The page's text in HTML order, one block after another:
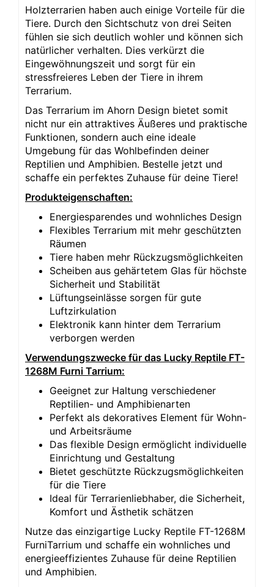
Holzterrarien haben auch einige Vorteile für die
Tiere. Durch den Sichtschutz von drei Seiten
fühlen sie sich deutlich wohler und können sich
natürlicher verhalten. Dies verkürzt die
Eingewöhnungszeit und sorgt für ein
stressfreieres Leben der Tiere in ihrem
Terrarium.
Das Terrarium im Ahorn Design bietet somit
nicht nur ein attraktives Äußeres und praktische
Funktionen, sondern auch eine ideale
Umgebung für das Wohlbefinden deiner
Reptilien und Amphibien. Bestelle jetzt und
schaffe ein perfektes Zuhause für deine Tiere!
Produkteigenschaften:
Energiesparendes und wohnliches Design
Flexibles Terrarium mit mehr geschützten
Räumen
Tiere haben mehr Rückzugsmöglichkeiten
Scheiben aus gehärtetem Glas für höchste
Sicherheit und Stabilität
Lüftungseinlässe sorgen für gute
Luftzirkulation
Elektronik kann hinter dem Terrarium
verborgen werden
Verwendungszwecke für das Lucky Reptile FT-
1268M Furni Tarrium:
Geeignet zur Haltung verschiedener
Reptilien- und Amphibienarten
Perfekt als dekoratives Element für Wohn-
und Arbeitsräume
Das flexible Design ermöglicht individuelle
Einrichtung und Gestaltung
Bietet geschützte Rückzugsmöglichkeiten
für die Tiere
Ideal für Terrarienliebhaber, die Sicherheit,
Komfort und Ästhetik schätzen
Nutze das einzigartige Lucky Reptile FT-1268M
FurniTarrium und schaffe ein wohnliches und
energieeffizientes Zuhause für deine Reptilien
und Amphibien.